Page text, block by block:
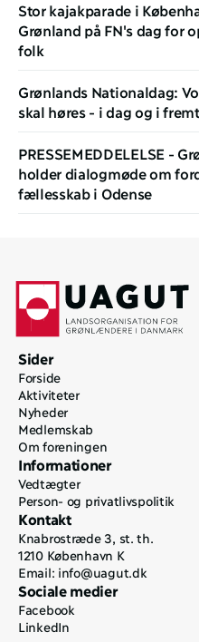
Stor kajakparade i
Grønland på FN's dag for
folk
Grønlands Nationaldag:
skal høres - i dag og i
PRESSEMEDDELELSE -
holder dialogmøde om
fællesskab i Odense
Sider
Forside
Aktiviteter
Nyheder
Medlemskab
Om foreningen
Informationer
Vedtægter
Person- og privatlivspolitik
Kontakt
Knabrostræde 3, st. th.
1210 København K
Email: info@uagut.dk
Sociale medier
Facebook
LinkedIn